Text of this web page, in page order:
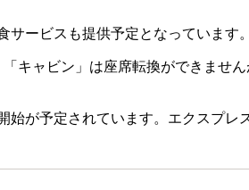
ービスも提供予定となっています。
キャビン」は座席転換ができませ
が予定されています。エクスプレ